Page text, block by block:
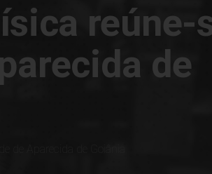
reúne-
de